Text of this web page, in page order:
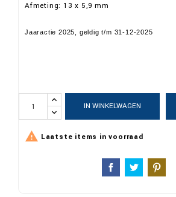
Afmeting: 13 x 5,9 mm
Jaaractie 2025, geldig t/m 31-12-2025
IN WINKELWAGEN
 Laatste items in voorraad